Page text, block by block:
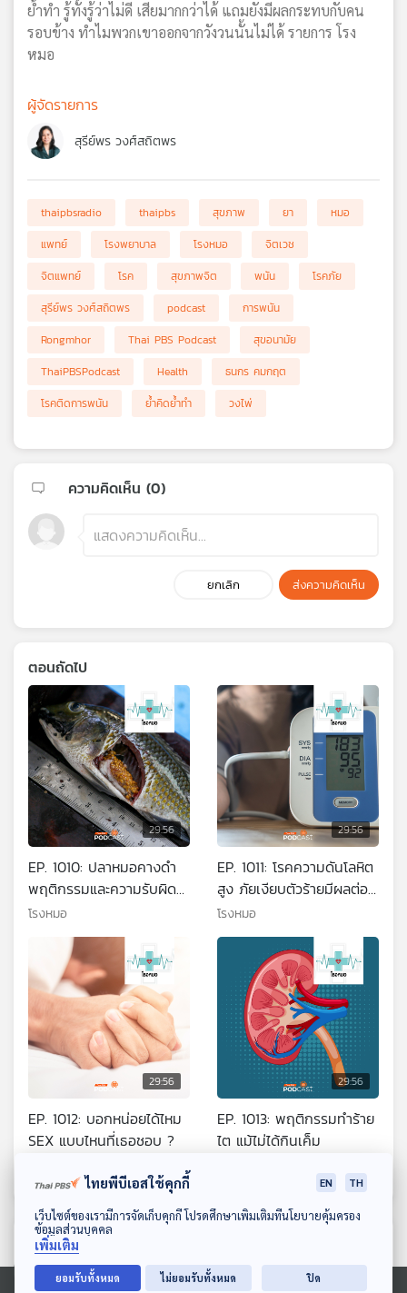
ดาวน์โหลด Thai PBS Podcast Application
ย้ำทำ รู้ทั้งรู้ว่าไม่ดี เสียมากกว่าได้ แถมยังมีผลกระทบกับคน
รอบข้าง ทำไมพวกเขาออกจากวังวนนั้นไม่ได้ รายการ โรง
หมอ
ผู้จัดรายการ
สุรีย์พร วงศ์สถิตพร
thaipbsradio thaipbs สุขภาพ ยา
หมอ
แพทย์
โรงพยาบาล โรงหมอ
จิตเวช
จิตแพทย์
โรค สุขภาพจิต พนัน
โรคภัย
สุรีย์พร วงศ์สถิตพร
podcast
การพนัน
Rongmhor
Thai PBS Podcast
สุขอนามัย
ThaiPBSPodcast
Health
ธนกร คมกฤต
โรคติดการพนัน
ย้ำคิดย้ำทำ วงไพ่
ความคิดเห็น (0)
ยกเลิก ส่งความคิดเห็น
ตอนถัดไป
29:56
EP. 1010: ปลาหมอคางดำ
พฤติกรรมและความรับผิด
ชอบ
โรงหมอ
29:56
EP. 1011: โรคความดันโลหิต
สูง ภัยเงียบตัวร้ายมีผลต่อ
หัวใจเสี่ยงตายได้
โรงหมอ
29:56
EP. 1012: บอกหน่อยได้ไหม
SEX แบบไหนที่เธอชอบ ?
29:56
EP. 1013: พฤติกรรมทำร้าย
ไต แม้ไม่ได้กินเค็ม
ตอนที่เกี่ยวข้อง
ไทยพีบีเอสใช้คุกกี้ EN TH
เว็บไซต์ของเรามีการจัดเก็บคุกกี้ โปรดศึกษาเพิ่มเติมที่นโยบายคุ้มครอง
ข้อมูลส่วนบุคคล
เพิ่มเติม
ยอมรับทั้งหมด ไม่ยอมรับทั้งหมด ปิด